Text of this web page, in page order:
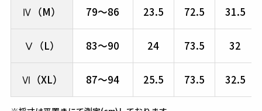
Ⅳ（M） 79～86 23.5 72.5 31.5
Ⅴ（L） 83～90 24 73.5 32
Ⅵ（XL） 87～94 25.5 73.5 32.5